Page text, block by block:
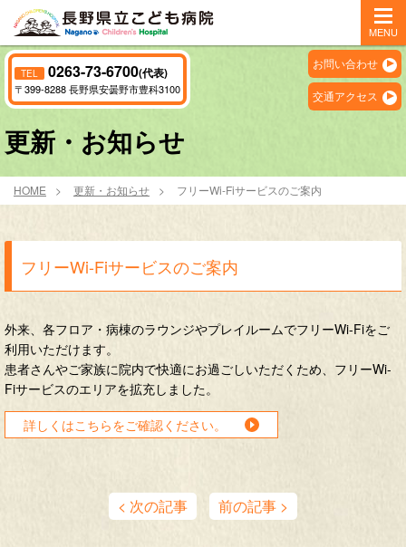
MENU
TEL 0263-73-6700(代表)
〒399-8288 長野県安曇野市豊科3100
お問い合わせ
交通アクセス
更新・お知らせ
HOME 更新・お知らせ フリーWi-Fiサービスのご案内
フリーWi-Fiサービスのご案内
外来、各フロア・病棟のラウンジやプレイルームでフリーWi-Fiをご
利用いただけます。
患者さんやご家族に院内で快適にお過ごしいただくため、フリーWi-
Fiサービスのエリアを拡充しました。
詳しくはこちらをご確認ください。
< 次の記事 前の記事 >